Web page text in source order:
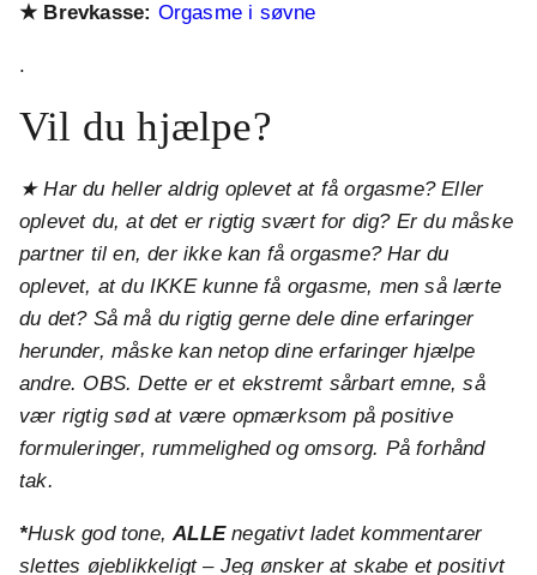
★ Brevkasse: Orgasme i søvne
.
Vil du hjælpe?
★ Har du heller aldrig oplevet at få orgasme? Eller
oplevet du, at det er rigtig svært for dig? Er du måske
partner til en, der ikke kan få orgasme? Har du
oplevet, at du IKKE kunne få orgasme, men så lærte
du det? Så må du rigtig gerne dele dine erfaringer
herunder, måske kan netop dine erfaringer hjælpe
andre. OBS. Dette er et ekstremt sårbart emne, så
vær rigtig sød at være opmærksom på positive
formuleringer, rummelighed og omsorg. På forhånd
tak.
*Husk god tone,ALLEnegativt ladet kommentarer
slettes øjeblikkeligt – Jeg ønsker at skabe et positivt